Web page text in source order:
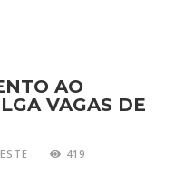
AO
VAGAS DE
419